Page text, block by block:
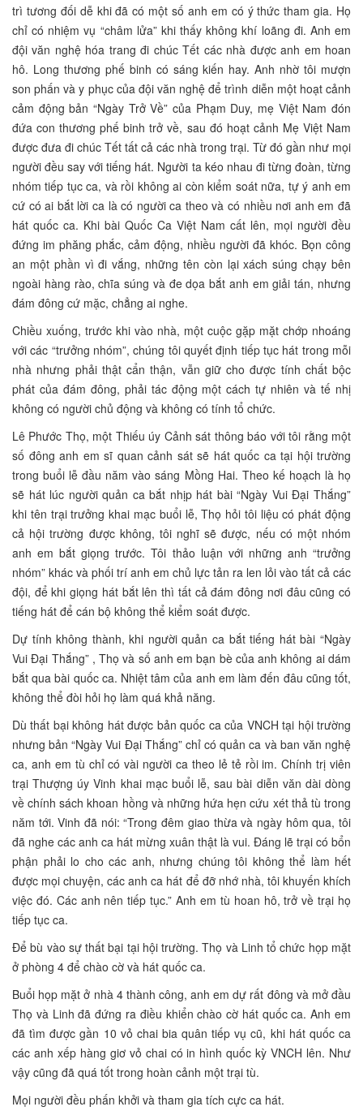
trì tương đối dễ khi đã có một số anh em có ý thức tham gia. Họ
chỉ có nhiệm vụ “châm lửa” khi thấy không khí loãng đi. Anh em
đội văn nghệ hóa trang đi chúc Tết các nhà được anh em hoan
hô. Long thương phế binh có sáng kiến hay. Anh nhờ tôi mượn
son phấn và y phục của đội văn nghệ để trình diễn một hoạt cảnh
cảm động bản “Ngày Trở Về” của Phạm Duy, mẹ Việt Nam đón
đứa con thương phế binh trở về, sau đó hoạt cảnh Mẹ Việt Nam
được đưa đi chúc Tết tất cả các nhà trong trại. Từ đó gần như mọi
người đều say với tiếng hát. Người ta kéo nhau đi từng đoàn, từng
nhóm tiếp tục ca, và rồi không ai còn kiểm soát nữa, tự ý anh em
cứ có ai bắt lời ca là có người ca theo và có nhiều nơi anh em đã
hát quốc ca. Khi bài Quốc Ca Việt Nam cất lên, mọi người đều
đứng im phăng phắc, cảm động, nhiều người đã khóc. Bọn công
an một phần vì đi vắng, những tên còn lại xách súng chạy bên
ngoài hàng rào, chĩa súng và đe dọa bắt anh em giải tán, nhưng
đám đông cứ mặc, chẳng ai nghe.
Chiều xuống, trước khi vào nhà, một cuộc gặp mặt chớp nhoáng
với các “trưởng nhóm”, chúng tôi quyết định tiếp tục hát trong mỗi
nhà nhưng phải thật cẩn thận, vẫn giữ cho được tính chất bộc
phát của đám đông, phải tác động một cách tự nhiên và tế nhị
không có người chủ động và không có tính tổ chức.
Lê Phước Thọ, một Thiếu úy Cảnh sát thông báo với tôi rằng một
số đông anh em sĩ quan cảnh sát sẽ hát quốc ca tại hội trường
trong buổi lễ đầu năm vào sáng Mồng Hai. Theo kế hoạch là họ
sẽ hát lúc người quản ca bắt nhịp hát bài “Ngày Vui Đại Thắng”
khi tên trại trưởng khai mạc buổi lễ, Thọ hỏi tôi liệu có phát động
cả hội trường được không, tôi nghĩ sẽ được, nếu có một nhóm
anh em bắt giọng trước. Tôi thảo luận với những anh “trưởng
nhóm” khác và phối trí anh em chủ lực tản ra len lỏi vào tất cả các
đội, để khi giọng hát bắt lên thì tất cả đám đông nơi đâu cũng có
tiếng hát để cán bộ không thể kiểm soát được.
Dự tính không thành, khi người quản ca bắt tiếng hát bài “Ngày
Vui Đại Thắng” , Thọ và số anh em bạn bè của anh không ai dám
bắt qua bài quốc ca. Nhiệt tâm của anh em làm đến đâu cũng tốt,
không thể đòi hỏi họ làm quá khả năng.
Dù thất bại không hát được bản quốc ca của VNCH tại hội trường
nhưng bản “Ngày Vui Đại Thắng” chỉ có quản ca và ban văn nghệ
ca, anh em tù chỉ có vài người ca theo lẻ tẻ rồi im. Chính trị viên
trại Thượng úy Vinh khai mạc buổi lễ, sau bài diễn văn dài dòng
về chính sách khoan hồng và những hứa hẹn cứu xét thả tù trong
năm tới. Vinh đã nói: “Trong đêm giao thừa và ngày hôm qua, tôi
đã nghe các anh ca hát mừng xuân thật là vui. Đáng lẽ trại có bổn
phận phải lo cho các anh, nhưng chúng tôi không thể làm hết
được mọi chuyện, các anh ca hát để đỡ nhớ nhà, tôi khuyến khích
việc đó. Các anh nên tiếp tục.” Anh em tù hoan hô, trở về trại họ
tiếp tục ca.
Để bù vào sự thất bại tại hội trường. Thọ và Linh tổ chức họp mặt
ở phòng 4 để chào cờ và hát quốc ca.
Buổi họp mặt ở nhà 4 thành công, anh em dự rất đông và mở đầu
Thọ và Linh đã đứng ra điều khiển chào cờ hát quốc ca. Anh em
đã tìm được gần 10 vỏ chai bia quân tiếp vụ cũ, khi hát quốc ca
các anh xếp hàng giơ vỏ chai có in hình quốc kỳ VNCH lên. Như
vậy cũng đã quá tốt trong hoàn cảnh một trại tù.
Mọi người đều phấn khởi và tham gia tích cực ca hát.